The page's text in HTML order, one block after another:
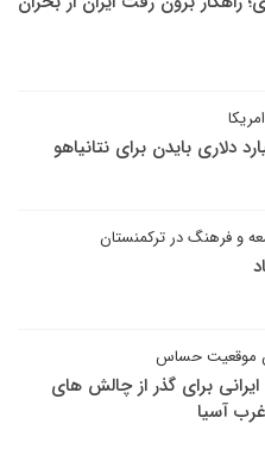
و فرهنگ در ترکمنستان
موقعیت حساس
برای گذر از چالش های
آسیا